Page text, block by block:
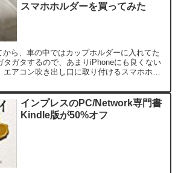
スマホホルダーを買ってみた
ら、車の中ではカップホルダーに入れてた
タガタするので、あまりiPhoneにも良くない
エアコン吹き出し口に取り付けるスマホホル
インプレスのPC/Network専門書
Kindle版が50%オフ